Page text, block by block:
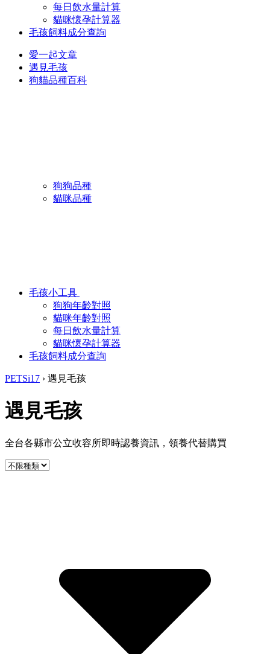
每日飲水量計算
貓咪懷孕計算器
毛孩飼料成分查詢
愛一起文章
遇見毛孩
狗貓品種百科
狗狗品種
貓咪品種
毛孩小工具
狗狗年齡對照
貓咪年齡對照
每日飲水量計算
貓咪懷孕計算器
毛孩飼料成分查詢
PETSi17 › 遇見毛孩
遇見毛孩
全台各縣市公立收容所即時認養資訊，領養代替購買